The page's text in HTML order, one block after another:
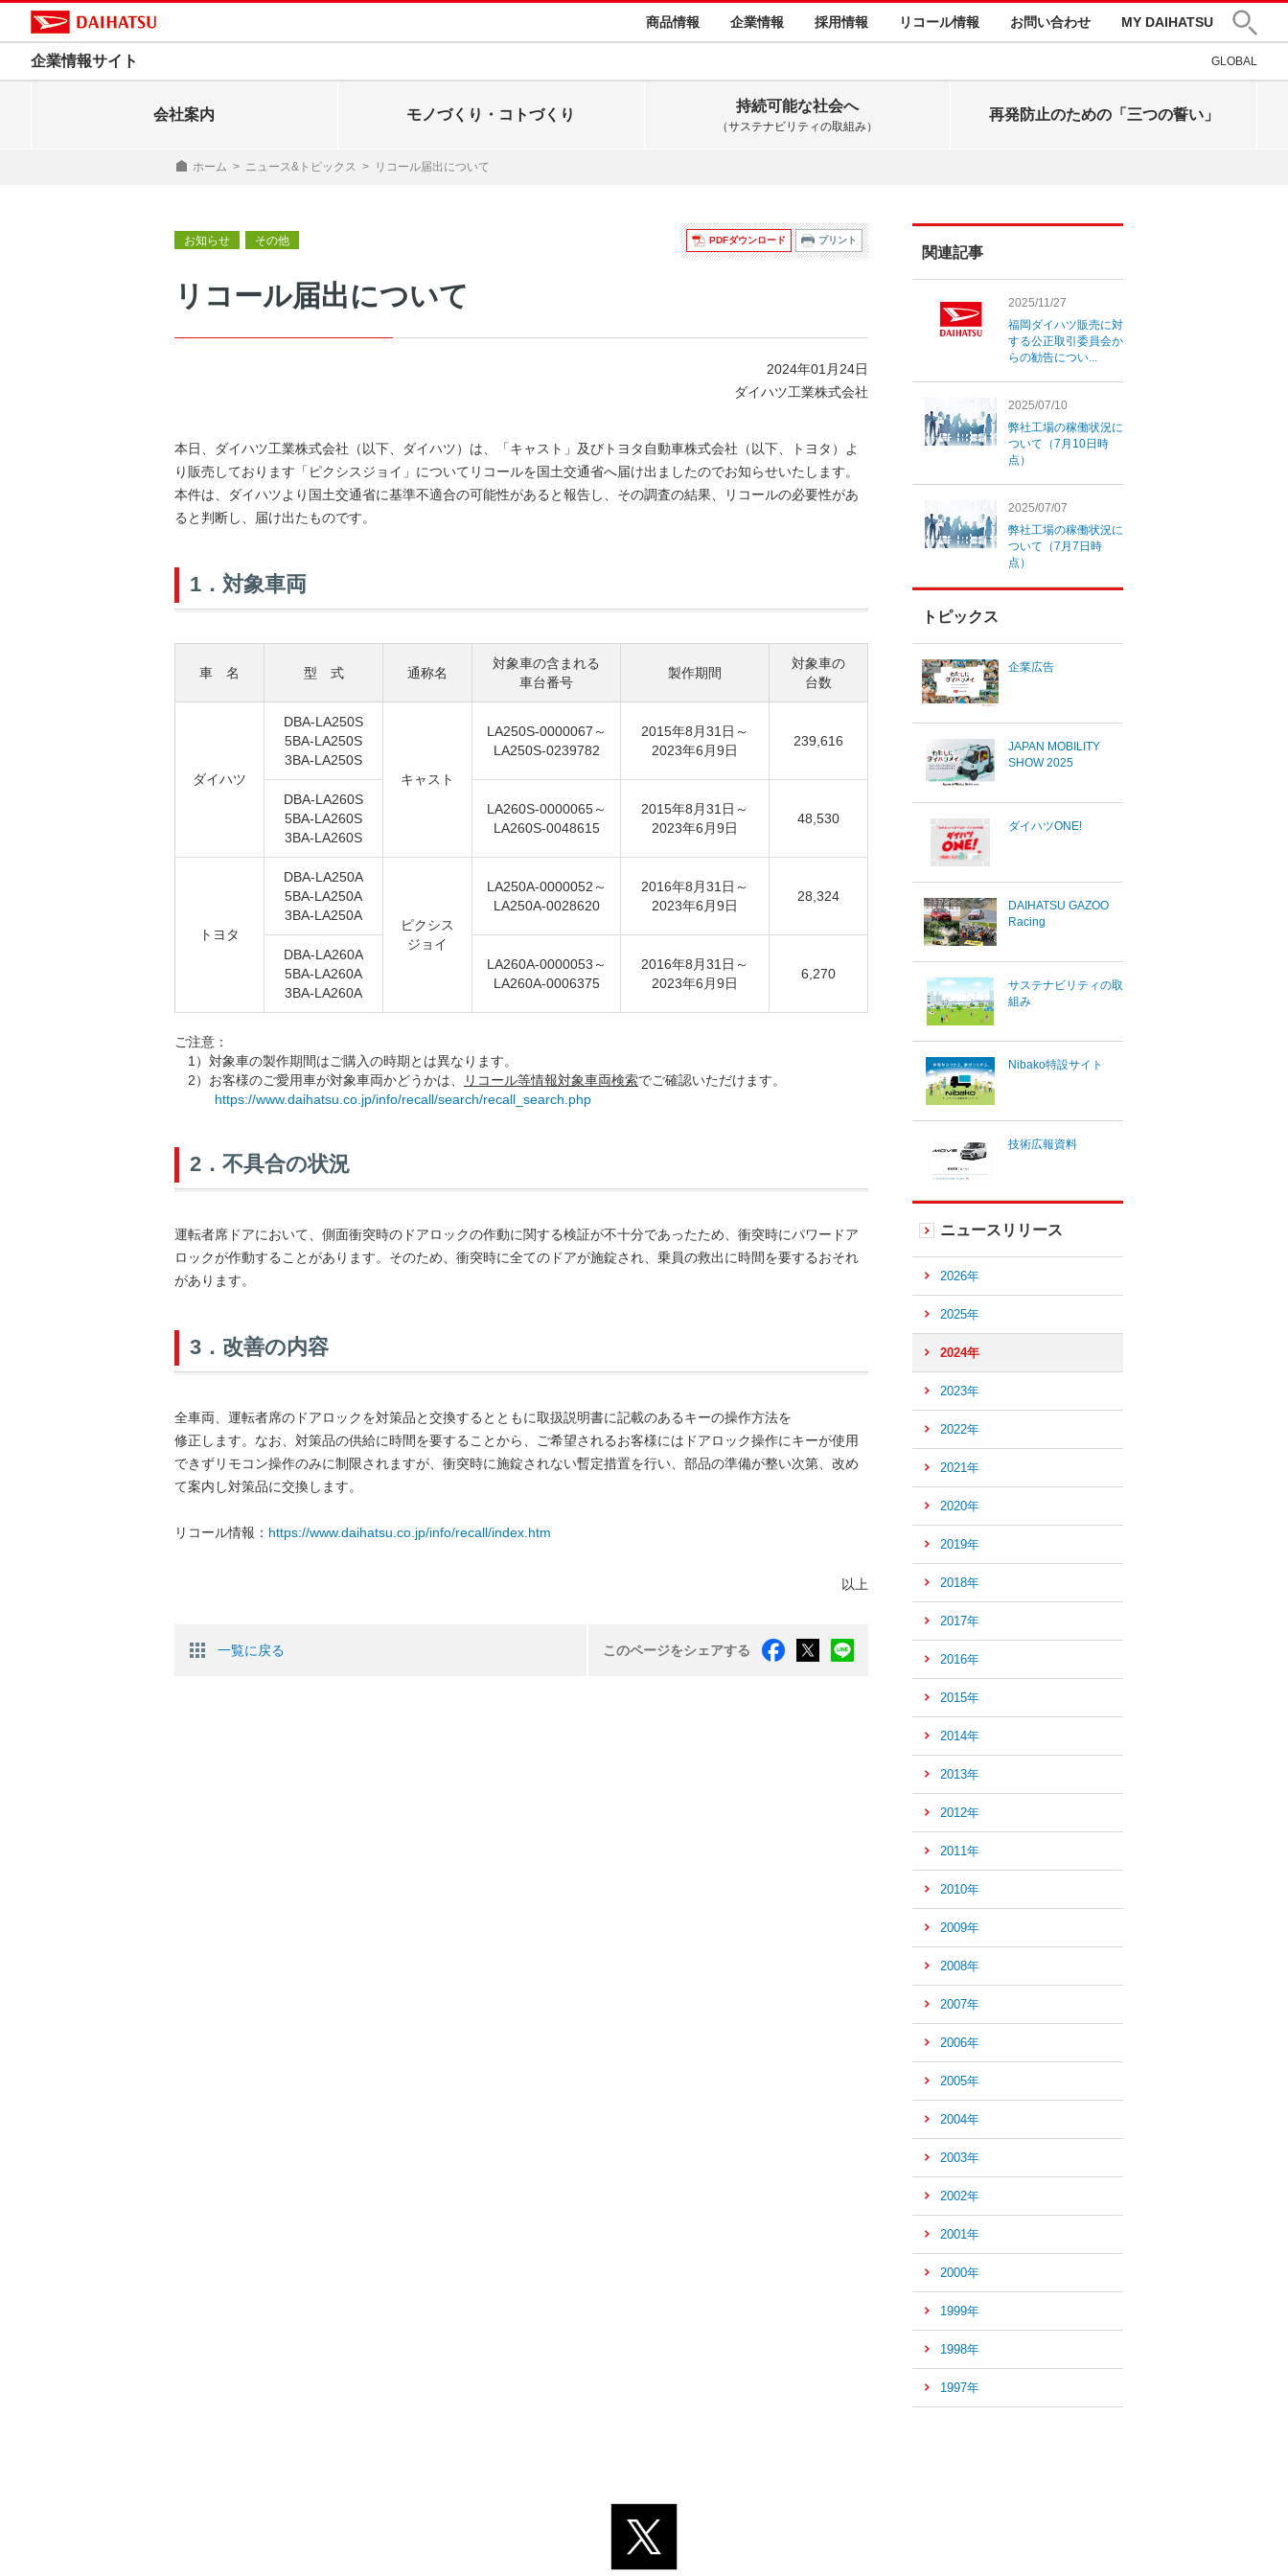
商品情報 企業情報 採用情報 リコール情報 お問い合わせ MY DAIHATSU
企業情報サイト GLOBAL
会社案内 モノづくり・コトづくり
持続可能な社会へ
（サステナビリティの取組み）
再発防止のための「三つの誓い」
ホーム > ニュース&トピックス > リコール届出について
PDFダウンロード プリント
お知らせ その他
リコール届出について
2024年01月24日
ダイハツ工業株式会社
本日、ダイハツ工業株式会社（以下、ダイハツ）は、「キャスト」及びトヨタ自動車株式会社（以下、トヨタ）よ
り販売しております「ピクシスジョイ」についてリコールを国土交通省へ届け出ましたのでお知らせいたします。
本件は、ダイハツより国土交通省に基準不適合の可能性があると報告し、その調査の結果、リコールの必要性があ
ると判断し、届け出たものです。
1．対象車両
車 名 型 式 通称名
対象車の含まれる
車台番号
製作期間
対象車の
台数
ダイハツ
DBA-LA250S
5BA-LA250S
3BA-LA250S
キャスト
LA250S-0000067～
LA250S-0239782
2015年8月31日～
2023年6月9日
239,616
DBA-LA260S
5BA-LA260S
3BA-LA260S
LA260S-0000065～
LA260S-0048615
2015年8月31日～
2023年6月9日
48,530
トヨタ
DBA-LA250A
5BA-LA250A
3BA-LA250A
ピクシス
ジョイ
LA250A-0000052～
LA250A-0028620
2016年8月31日～
2023年6月9日
28,324
DBA-LA260A
5BA-LA260A
3BA-LA260A
LA260A-0000053～
LA260A-0006375
2016年8月31日～
2023年6月9日
6,270
ご注意：
1）対象車の製作期間はご購入の時期とは異なります。
2）お客様のご愛用車が対象車両かどうかは、
リコール等情報対象車両検索でご確認いただけます。
https://www.daihatsu.co.jp/info/recall/search/recall_search.php
2．不具合の状況
運転者席ドアにおいて、側面衝突時のドアロックの作動に関する検証が不十分であったため、衝突時にパワードア
ロックが作動することがあります。そのため、衝突時に全てのドアが施錠され、乗員の救出に時間を要するおそれ
があります。
3．改善の内容
全車両、運転者席のドアロックを対策品と交換するとともに取扱説明書に記載のあるキーの操作方法を
修正します。なお、対策品の供給に時間を要することから、ご希望されるお客様にはドアロック操作にキーが使用
できずリモコン操作のみに制限されますが、衝突時に施錠されない暫定措置を行い、部品の準備が整い次第、改め
て案内し対策品に交換します。
リコール情報： https://www.daihatsu.co.jp/info/recall/index.htm
以上
一覧に戻る このページをシェアする
関連記事
2025/11/27
福岡ダイハツ販売に対
する公正取引委員会か
らの勧告につい...
2025/07/10
弊社工場の稼働状況に
ついて（7月10日時
点）
2025/07/07
弊社工場の稼働状況に
ついて（7月7日時
点）
トピックス
企業広告
JAPAN MOBILITY
SHOW 2025
ダイハツONE!
DAIHATSU GAZOO
Racing
サステナビリティの取
組み
Nibako特設サイト
技術広報資料
ニュースリリース
2026年
2025年
2024年
2023年
2022年
2021年
2020年
2019年
2018年
2017年
2016年
2015年
2014年
2013年
2012年
2011年
2010年
2009年
2008年
2007年
2006年
2005年
2004年
2003年
2002年
2001年
2000年
1999年
1998年
1997年